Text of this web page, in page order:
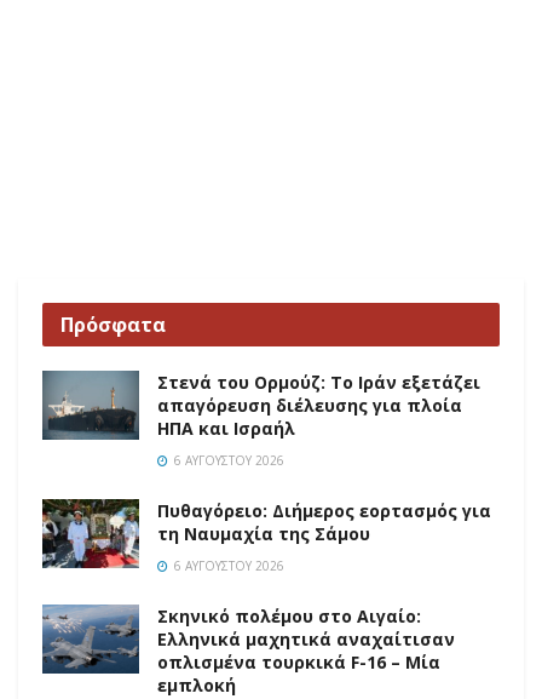
Πρόσφατα
Στενά του Ορμούζ: Το Ιράν εξετάζει
απαγόρευση διέλευσης για πλοία
ΗΠΑ και Ισραήλ
6 ΑΥΓΟΎΣΤΟΥ 2026
Πυθαγόρειο: Διήμερος εορτασμός για
τη Ναυμαχία της Σάμου
6 ΑΥΓΟΎΣΤΟΥ 2026
Σκηνικό πολέμου στο Αιγαίο:
Ελληνικά μαχητικά αναχαίτισαν
οπλισμένα τουρκικά F-16 – Μία
εμπλοκή